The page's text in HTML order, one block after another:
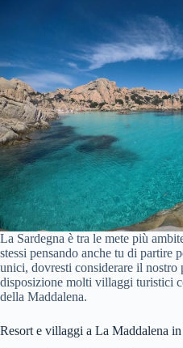
La Sardegna è tra le mete più
stessi pensando anche tu di partire
unici, dovresti considerare il nostro
disposizione molti villaggi turistici
della Maddalena.
Resort e villaggi a La Maddalena in